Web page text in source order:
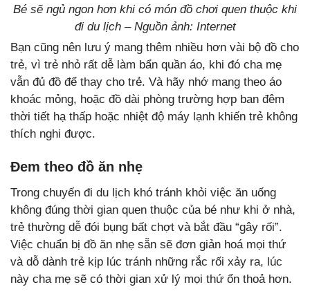
Bé sẽ ngủ ngon hơn khi có món đồ chơi quen thuộc khi
đi du lịch – Nguồn ảnh: Internet
Bạn cũng nên lưu ý mang thêm nhiều hơn vài bộ đồ cho
trẻ, vì trẻ nhỏ rất dễ làm bẩn quần áo, khi đó cha mẹ
vẫn đủ đồ để thay cho trẻ. Và hãy nhớ mang theo áo
khoác mỏng, hoặc đồ dài phòng trường hợp ban đêm
thời tiết hạ thấp hoặc nhiệt độ máy lạnh khiến trẻ không
thích nghi được.
Đem theo đồ ăn nhẹ
Trong chuyến đi du lịch khó tránh khỏi việc ăn uống
không đúng thời gian quen thuộc của bé như khi ở nhà,
trẻ thường dễ đói bụng bất chợt và bắt đầu “gây rối”.
Việc chuẩn bị đồ ăn nhẹ sẵn sẽ đơn giản hoá mọi thứ
và dỗ dành trẻ kịp lúc tránh những rắc rối xảy ra, lúc
này cha mẹ sẽ có thời gian xử lý mọi thứ ổn thoả hơn.